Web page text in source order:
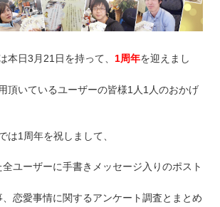
本日3月21日を持って、 1周年を迎えまし
頂いているユーザーの皆様1人1人のおかげ
は1周年を祝しまして、
ユーザーに手書きメッセージ入りのポスト
恋愛事情に関するアンケート調査とまとめ